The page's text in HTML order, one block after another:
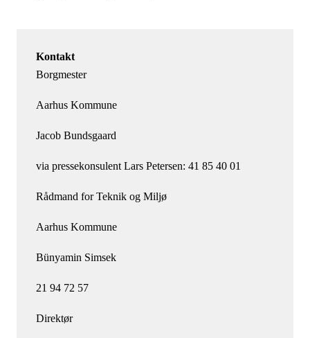
Kontakt
Borgmester
Aarhus Kommune
Jacob Bundsgaard
via pressekonsulent Lars Petersen: 41 85 40 01
Rådmand for Teknik og Miljø
Aarhus Kommune
Bünyamin Simsek
21 94 72 57
Direktør